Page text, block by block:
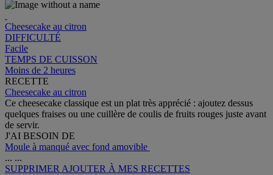
Cheesecake au citron
DIFFICULTÉ
Facile
TEMPS DE CUISSON
Moins de 2 heures
RECETTE
Cheesecake au citron
Ce cheesecake classique est un plat très apprécié : ajoutez dessus
quelques fraises ou une cuillère de coulis de fruits rouges juste avant
de servir.
J'AI BESOIN DE
Moule à manqué avec fond amovible
... ...
SUPPRIMER AJOUTER À MES RECETTES